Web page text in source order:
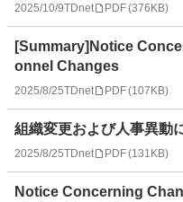
2025/10/9TDnet PDF(376KB)
[Summary]Notice
onnel Changes
2025/8/25TDnet PDF(107KB)
組織変更および人事異動
2025/8/25TDnet PDF(131KB)
Notice Concerning